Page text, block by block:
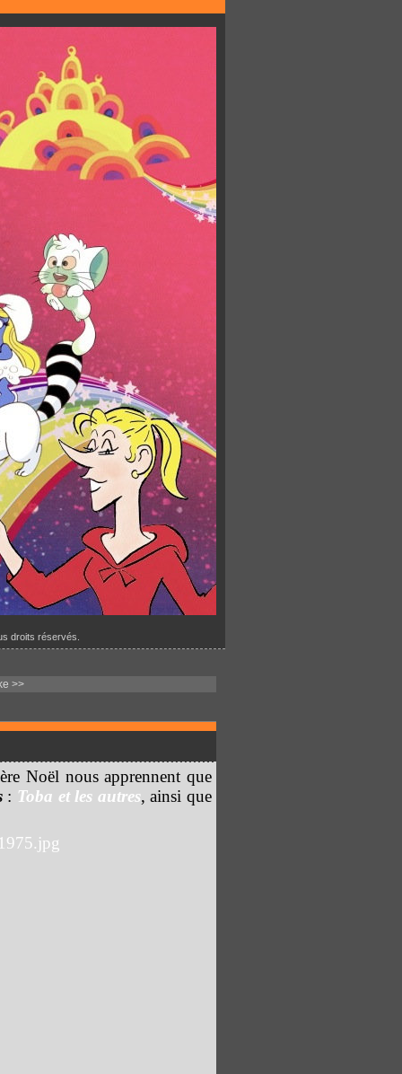
droits réservés.
>>
Noël nous apprennent que
: Toba et les autres, ainsi que